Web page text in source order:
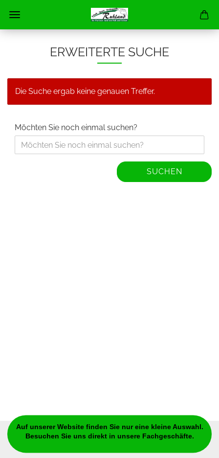
ERWEITERTE SUCHE
Die Suche ergab keine genauen Treffer.
Möchten Sie noch einmal suchen?
SUCHEN
Auf unserer Website finden Sie nur eine kleine Auswahl.
Besuchen Sie uns direkt in unsere Fachgeschäfte.